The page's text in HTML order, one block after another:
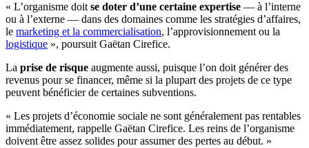
« L’organisme doitse doter d’une certaine expertise — à l’interne
ou à l’externe — dans des domaines comme les stratégies d’affaires,
le marketing et la commercialisation, l’approvisionnement ou la
logistique », poursuit Gaëtan Cirefice.
La prise de risque augmente aussi, puisque l’on doit générer des
revenus pour se financer, même si la plupart des projets de ce type
peuvent bénéficier de certaines subventions.
« Les projets d’économie sociale ne sont généralement pas rentables
immédiatement, rappelle Gaëtan Cirefice. Les reins de l’organisme
doivent être assez solides pour assumer des pertes au début. »